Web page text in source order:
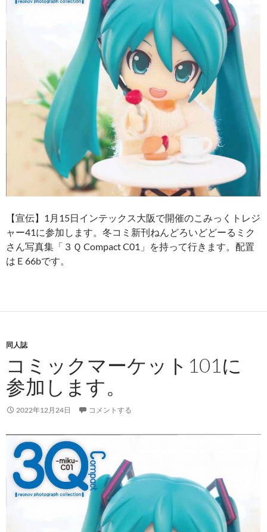
【宣伝】1月15日インテックス大阪で開催のこみっくトレジ
ャー41に参加します。冬コミ新刊ねんどろいどどーるミク
さん写真集「３Ｑ Compact C01」を持って行きます。配置
はＥ66bです。
同人誌
コミックマーケット101に
参加します。
2022年12月24日 コメントする